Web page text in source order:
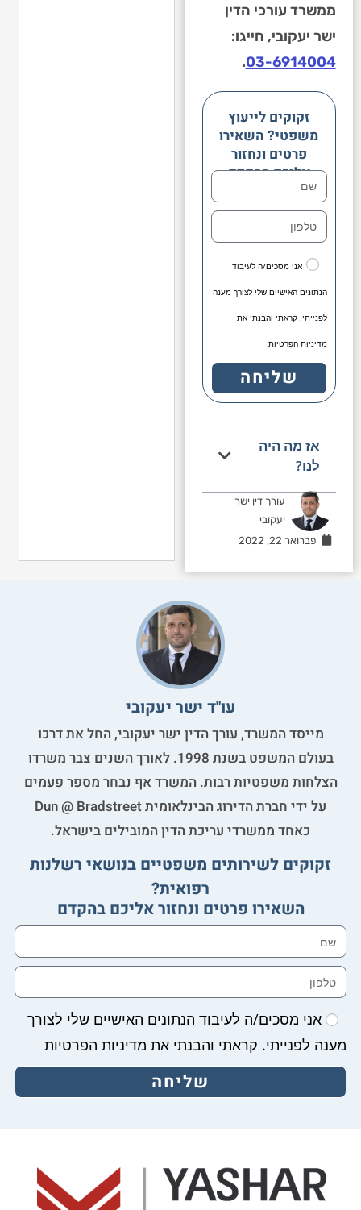
ממשרד עורכי הדין
ישר יעקובי, חייגו:
03-6914004
.
זקוקים לייעוץ
משפטי? השאירו
פרטים ונחזור
אליכם בהקדם
אני מסכים/ה לעיבוד
הנתונים האישיים שלי לצורך מענה
לפנייתי. קראתי והבנתי את
מדיניות הפרטיות
שליחה
אז מה היה
לנו?
עורך דין ישר
יעקובי
פברואר 22, 2022
עו"ד ישר יעקובי
מייסד המשרד, עורך הדין ישר יעקובי, החל את דרכו
בעולם המשפט בשנת 1998. לאורך השנים צבר משרדו
הצלחות משפטיות רבות. המשרד אף נבחר מספר פעמים
על ידי חברת הדירוג הבינלאומית Dun @ Bradstreet
כאחד ממשרדי עריכת הדין המובילים בישראל.
זקוקים לשירותים משפטיים בנושאי רשלנות
רפואית?
השאירו פרטים ונחזור אליכם בהקדם
אני מסכים/ה לעיבוד הנתונים האישיים שלי לצורך
מענה לפנייתי. קראתי והבנתי את מדיניות הפרטיות
שליחה